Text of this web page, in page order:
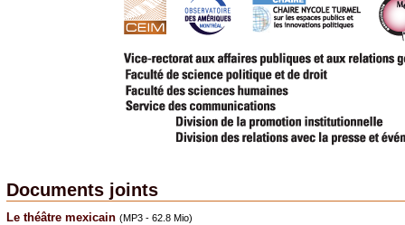
Documents joints
Le théâtre mexicain (MP3 - 62.8 Mio)